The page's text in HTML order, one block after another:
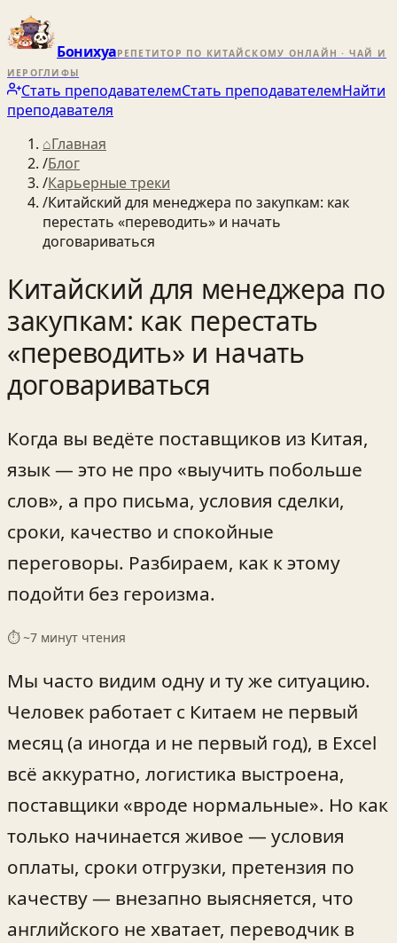
БонихуаРЕПЕТИТОР ПО КИТАЙСКОМУ ОНЛАЙН · ЧАЙ И
ИЕРОГЛИФЫ
Стать преподавателемСтать преподавателемНайти
преподавателя
⌂Главная
/Блог
/Карьерные треки
/Китайский для менеджера по закупкам: как
перестать «переводить» и начать
договариваться
Китайский для менеджера по
закупкам: как перестать
«переводить» и начать
договариваться
Когда вы ведёте поставщиков из Китая,
язык — это не про «выучить побольше
слов», а про письма, условия сделки,
сроки, качество и спокойные
переговоры. Разбираем, как к этому
подойти без героизма.
⏱ ~7 минут чтения
Мы часто видим одну и ту же ситуацию.
Человек работает с Китаем не первый
месяц (а иногда и не первый год), в Excel
всё аккуратно, логистика выстроена,
поставщики «вроде нормальные». Но как
только начинается живое — условия
оплаты, сроки отгрузки, претензия по
качеству — внезапно выясняется, что
английского не хватает, переводчик в